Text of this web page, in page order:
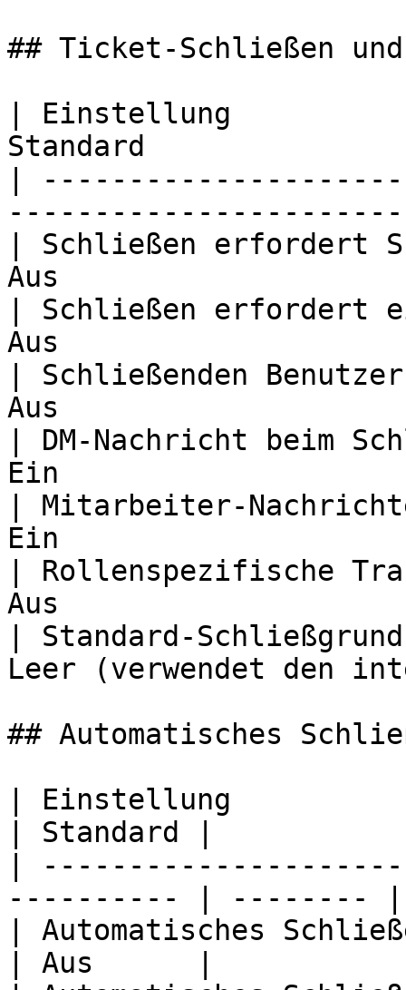
## Ticket-Schließen
| Einstellung
Standard
|
| Schließen
Aus
| Schließen
Aus
| Schließenden
Aus
| DM-Nachricht beim
Ein
| Mitarbeiter-
Ein
| Rollenspezifische
Aus
| Standard-
Leer (verwendet den
## Automatisches
| Einstellung
| Standard |
|
---------- | -------- |
| Automatisches
| Aus      |